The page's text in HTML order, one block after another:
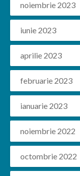
noiembrie 2023
iunie 2023
aprilie 2023
februarie 2023
ianuarie 2023
noiembrie 2022
octombrie 2022